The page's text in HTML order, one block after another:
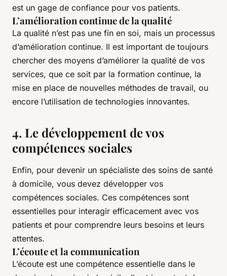
est un gage de confiance pour vos patients.
L’amélioration continue de la qualité
La qualité n’est pas une fin en soi, mais un processus
d’amélioration continue. Il est important de toujours
chercher des moyens d’améliorer la qualité de vos
services, que ce soit par la formation continue, la
mise en place de nouvelles méthodes de travail, ou
encore l’utilisation de technologies innovantes.
4. Le développement de vos
compétences sociales
Enfin, pour devenir un spécialiste des soins de santé
à domicile, vous devez développer vos
compétences sociales. Ces compétences sont
essentielles pour interagir efficacement avec vos
patients et pour comprendre leurs besoins et leurs
attentes.
L’écoute et la communication
L’écoute est une compétence essentielle dans le